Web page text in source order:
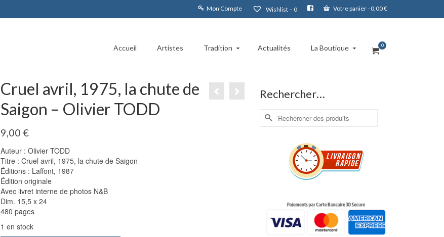
Mon Compte Wishlist – 0 Votre panier- 0,00€
Accueil Artistes Tradition Actualités La Boutique 0
Cruel avril, 1975, la chute de
Saigon – Olivier TODD
9,00 €
Auteur : Olivier TODD
Titre : Cruel avril, 1975, la chute de Saigon
Éditions : Laffont, 1987
Édition originale
Avec livret interne de photos N&B
Dim. 15,5 x 24
480 pages
1 en stock
Rechercher…
Rechercher :